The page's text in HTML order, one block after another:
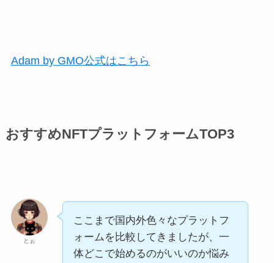
Adam by GMO公式はこちら
おすすめNFTプラットフォームTOP3
とぉ
ここまで国内外色々なプラットフ
ォームを比較してきましたが、一
体どこで始めるのがいいのか悩み